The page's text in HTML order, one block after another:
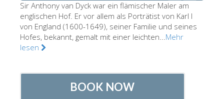
San Marco Museum
Archäologisches Museum
Opificio delle Pietre Dure
Sir Anthony van Dyck war ein flämischer Maler am
englischen Hof. Er vor allem als Porträtist von Karl I
von England (1600-1649), seiner Familie und seines
Hofes, bekannt, gemalt mit einer leichten...Mehr
lesen